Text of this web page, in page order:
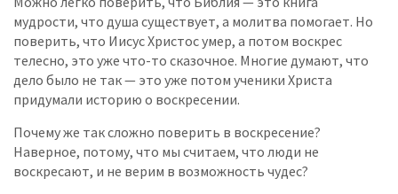
мудрости, что душа существует, а молитва помогает. Но
поверить, что Иисус Христос умер, а потом воскрес
телесно, это уже что-то сказочное. Многие думают, что
дело было не так — это уже потом ученики Христа
придумали историю о воскресении.
Почему же так сложно поверить в воскресение?
Наверное, потому, что мы считаем, что люди не
воскресают, и не верим в возможность чудес?